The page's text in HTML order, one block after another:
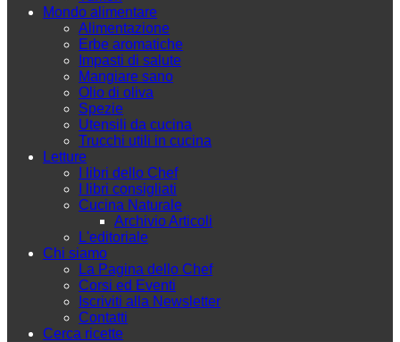
Mondo alimentare
Alimentazione
Erbe aromatiche
Impasti di salute
Mangiare sano
Olio di oliva
Spezie
Utensili da cucina
Trucchi utili in cucina
Letture
I libri dello Chef
I libri consigliati
Cucina Naturale
Archivio Articoli
L'editoriale
Chi siamo
La Pagina dello Chef
Corsi ed Eventi
Iscriviti alla Newsletter
Contatti
Cerca ricette